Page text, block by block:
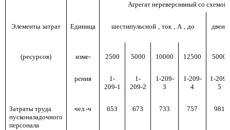
Агрегат нереверсивный со
Элементы затрат Единица шестипульсной , ток , А , до
(ресурсов) изме- 2500 5000 10000 12500 5000
рения
1-
209-1
1-
209-2
1-209-
3
1-209-
4
1-209-
5
Затраты труда
пусконаладочного
персонала
чел.-ч 653 673 733 757 981